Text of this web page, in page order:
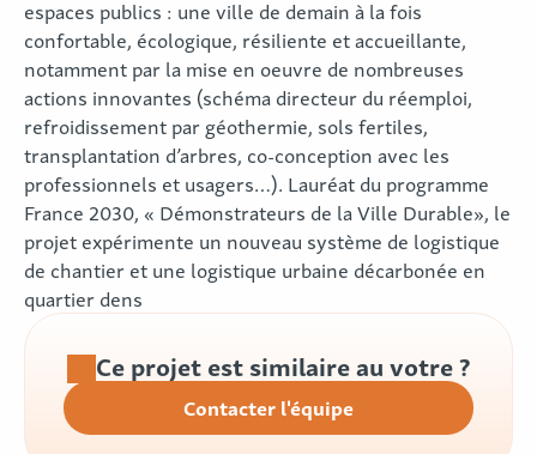
espaces publics : une ville de demain à la fois
confortable, écologique, résiliente et accueillante,
notamment par la mise en oeuvre de nombreuses
actions innovantes (schéma directeur du réemploi,
refroidissement par géothermie, sols fertiles,
transplantation d’arbres, co-conception avec les
professionnels et usagers…). Lauréat du programme
France 2030, « Démonstrateurs de la Ville Durable», le
projet expérimente un nouveau système de logistique
de chantier et une logistique urbaine décarbonée en
quartier dens
Ce projet est similaire au votre ?
Contacter l'équipe